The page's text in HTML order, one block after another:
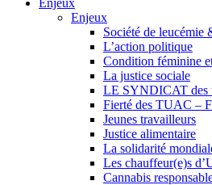
Enjeux
Enjeux
Société de leucémie
L’action politique
Condition féminine
La justice sociale
LE SYNDICAT des
Fierté des TUAC –
Jeunes travailleurs
Justice alimentaire
La solidarité
Les chauffeur(e)s
Cannabis